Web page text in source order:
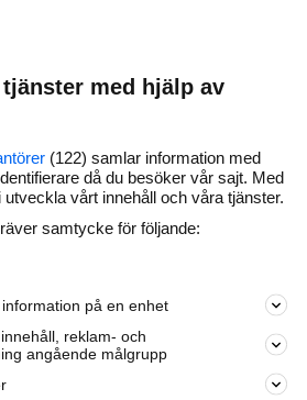
Marknadsför företaget på
nya kunder och
samarbetspartners nära dig.
Läs mer här
med hjälp av
(122) samlar information med
då du besöker vår sajt. Med
vårt innehåll och våra tjänster.
samtycke för följande:
på en enhet
reklam- och
angående målgrupp